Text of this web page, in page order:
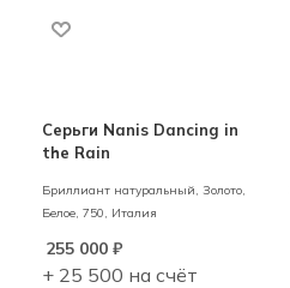
Серьги Nanis Dancing in
the Rain
Бриллиант натуральный, Золото,
Белое, 750, Италия
255 000 ₽
+ 25 500 на счёт